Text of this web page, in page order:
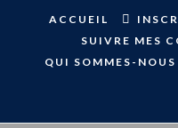
ACCUEIL
SUIVRE MES
QUI SOMMES-NOUS